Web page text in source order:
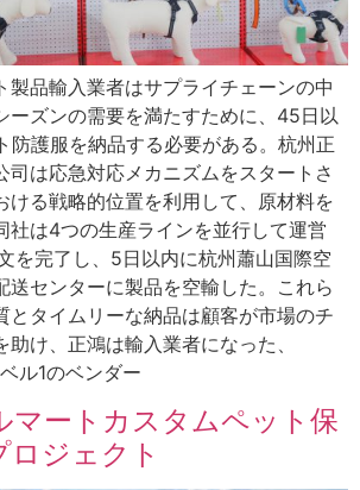
製品輸入業者はサプライチェーンの中
ーズンの需要を満たすために、45日以
防護服を納品する必要がある。杭州正
司は応急対応メカニズムをスタートさ
ける戦略的位置を利用して、原材料を
社は4つの生産ラインを並行して運営
を完了し、5日以内に杭州蕭山国際空
送センターに製品を空輸した。これら
とタイムリーな納品は顧客が市場のチ
助け、正鴻は輸入業者になった、
ル1のベンダー
マートカスタムペット保
ロジェクト